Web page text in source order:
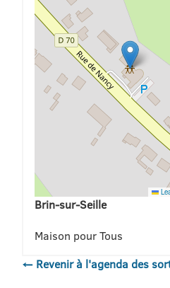
Brin-sur-Seille
Maison pour Tous
← Revenir à l'agenda des